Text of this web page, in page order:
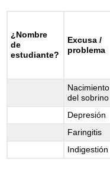
¿Nombre
de
estudiante?
Excusa /
problema
Nacimiento
del sobrino
Depresión
Faringitis
Indigestión